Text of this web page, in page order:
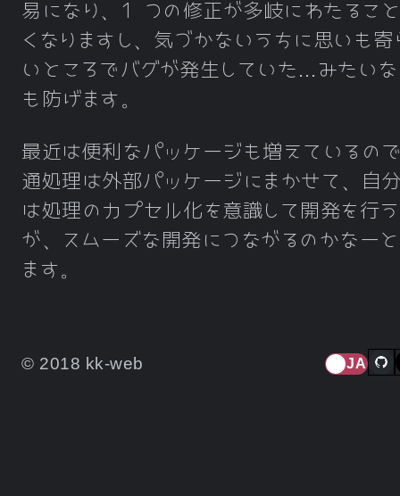
易になり、1 つの修正が多岐にわたるこ
くなりますし、気づかないうちに思いも寄
いところでバグが発生していた…みたい
も防げます。
最近は便利なパッケージも増えているの
通処理は外部パッケージにまかせて、自
は処理のカプセル化を意識して開発を行
が、スムーズな開発につながるのかなー
ます。
© 2018 kk-web JA